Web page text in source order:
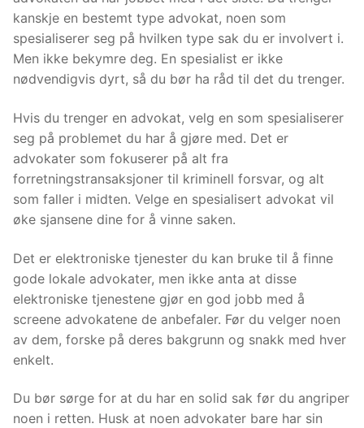
kanskje en bestemt type advokat, noen som
spesialiserer seg på hvilken type sak du er involvert i.
Men ikke bekymre deg. En spesialist er ikke
nødvendigvis dyrt, så du bør ha råd til det du trenger.
Hvis du trenger en advokat, velg en som spesialiserer
seg på problemet du har å gjøre med. Det er
advokater som fokuserer på alt fra
forretningstransaksjoner til kriminell forsvar, og alt
som faller i midten. Velge en spesialisert advokat vil
øke sjansene dine for å vinne saken.
Det er elektroniske tjenester du kan bruke til å finne
gode lokale advokater, men ikke anta at disse
elektroniske tjenestene gjør en god jobb med å
screene advokatene de anbefaler. Før du velger noen
av dem, forske på deres bakgrunn og snakk med hver
enkelt.
Du bør sørge for at du har en solid sak før du angriper
noen i retten. Husk at noen advokater bare har sin